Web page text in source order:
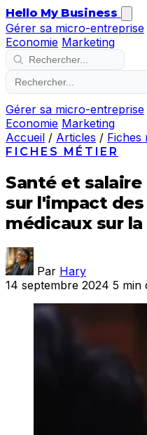
Hello My Business
Gérer sa micro-entreprise
Economie Marketing
Gérer sa micro-entreprise
Economie Marketing
Accueil / Articles / Fiches
FICHES MÉTIER
Santé et
sur l'impact
médicaux sur
Par Hary
14 septembre 2024 5 min